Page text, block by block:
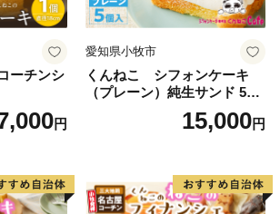
ーチンシ
円
愛知県小牧市
くんねこ シフォンケーキ
（プレーン）純生サンド 5個
15,000円